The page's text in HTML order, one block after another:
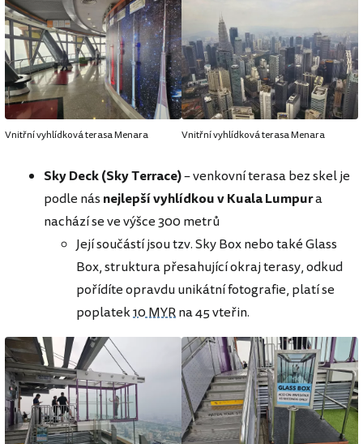
Vnitřní vyhlídková terasa Menara Vnitřní vyhlídková terasa Menara
Sky Deck (Sky Terrace)– venkovní terasa bez skel je
podle nás nejlepší vyhlídkou v Kuala Lumpura
nachází se ve výšce 300 metrů
Její součástí jsou tzv. Sky Box nebo také Glass
Box, struktura přesahující okraj terasy, odkud
pořídíte opravdu unikátní fotografie, platí se
poplatek10 MYRna 45 vteřin.